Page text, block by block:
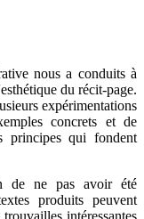
nous a conduits à
du récit-page.
expérimentations
concrets et de
principes qui fondent
de ne pas avoir été
produits peuvent
intéressantes